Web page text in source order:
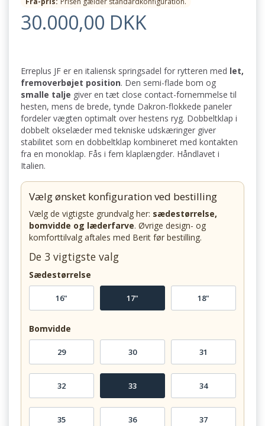
30.000,00 DKK
Erreplus JF er en italiensk springsadel for rytteren med let,
fremoverbøjet position. Den semi-flade bom og
smalle talje giver en tæt close contact-fornemmelse til
hesten, mens de brede, tynde Dakron-flokkede paneler
fordeler vægten optimalt over hestens ryg. Dobbeltklap i
dobbelt okselæder med tekniske udskæringer giver
stabilitet som en dobbeltklap kombineret med kontakten
fra en monoklap. Fås i fem klaplængder. Håndlavet i
Italien.
Vælg ønsket konfiguration ved bestilling
Vælg de vigtigste grundvalg her: sædestørrelse,
bomvidde og læderfarve. Øvrige design- og
komforttilvalg aftales med Berit før bestilling.
De 3 vigtigste valg
Sædestørrelse
16" 17" 18"
Bomvidde
29 30 31
32 33 34
35 36 37